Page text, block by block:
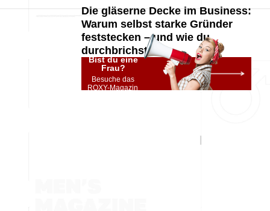
Die gläserne Decke im Business:
Warum selbst starke Gründer
feststecken – und wie du
durchbrichst
Bist du eine
Frau?
Besuche das
ROXY-Magazin